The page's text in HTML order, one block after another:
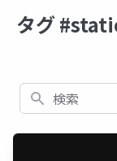
タグ
検索